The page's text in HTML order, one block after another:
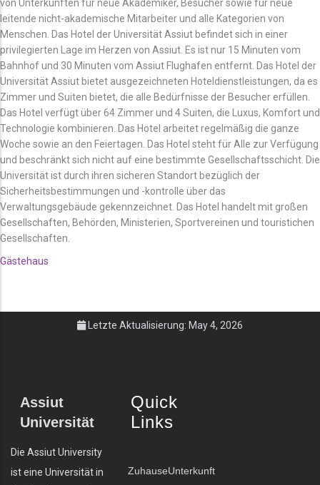
von Unterkünften für neue Akademiker, Besucher sowie für neue
leitende nicht-akademische Mitarbeiter und alle Kategorien von
Menschen. Das Hotel der Universität Assiut befindet sich in einer
privilegierten Lage im Herzen von Assiut. Es ist nur 15 Minuten vom
Bahnhof und 30 Minuten vom Assiut Flughafen entfernt. Das Hotel der
Universität Assiut bietet ausgezeichneten Hoteldienstleistungen, da es
Zimmer und Suiten bietet, die alle Bedürfnisse der Besucher erfüllen.
Das Hotel verfügt über 64 Zimmer und 4 Suiten, die Luxus, Komfort und
Technologie kombinieren. Das Hotel arbeitet regelmäßig die ganze
Woche sowie an den Feiertagen. Das Hotel steht für Alle zur Verfügung
und beschränkt sich nicht auf eine bestimmte Gesellschaftsschicht. Die
Universität ist durch ihren sicheren Standort bezüglich der
Sicherheitsbestimmungen und -kontrolle über das
Verwaltungsgebäude gekennzeichnet. Das Hotel handelt mit großen
Gesellschaften, Behörden, Ministerien, Sportvereinen und touristichen
Gesellschaften.
Gästehaus
Letzte Aktualisierung: May 4, 2026
Assiut
Universität
Die Assiut University
ist eine Universität in
Quick
Links
ZuhauseUnterkunft